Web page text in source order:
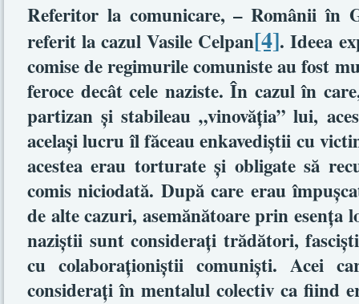
Referitor la comunicare, – Românii în
referit la cazul Vasile Celpan[4]. Ideea
comise de regimurile comuniste au fost
feroce decât cele naziste. În cazul în
partizan şi stabileau „vinovăţia” lui,
acelaşi lucru îl făceau enkavediştii cu
acestea erau torturate şi obligate să
comis niciodată. După care erau
de alte cazuri, asemănătoare prin esenţa
naziştii sunt consideraţi trădători,
cu colaboraţioniştii comunişti. Acei
consideraţi în mentalul colectiv ca fiind